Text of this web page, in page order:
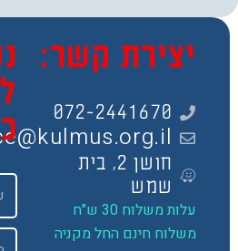
קשר:
072-2441670
office@kulmus.org.il
חושן 2, בית
שמש
משלוח 30 ש"ח
חינם החל מקניה
כל
Email